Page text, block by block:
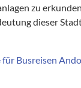
zu
dieser
für Busreisen